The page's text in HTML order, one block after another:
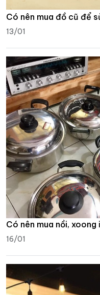
Có nên mua đồ cũ để
13/01
Có nên mua nồi,
16/01